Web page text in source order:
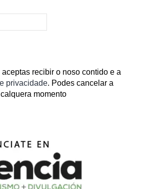
recibir o noso contido e a
privacidade. Podes cancelar a
momento